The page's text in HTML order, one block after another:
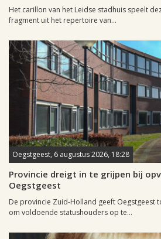
Het carillon van het Leidse stadhuis speelt
fragment uit het repertoire van...
Oegstgeest, 6 augustus 2026, 18:28
Provincie dreigt in te grijpen bij
Oegstgeest
De provincie Zuid-Holland geeft Oegstgeest
om voldoende statushouders op te...